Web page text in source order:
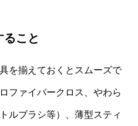
こと
を揃えておくとスムーズで
ファイバークロス、やわら
ルブラシ等）、薄型スティ